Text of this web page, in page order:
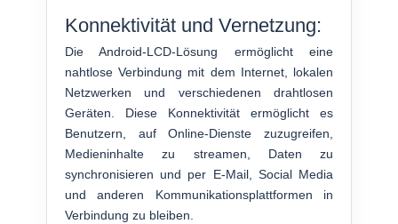
Konnektivität und Vernetzung:
Die Android-LCD-Lösung ermöglicht eine
nahtlose Verbindung mit dem Internet, lokalen
Netzwerken und verschiedenen drahtlosen
Geräten. Diese Konnektivität ermöglicht es
Benutzern, auf Online-Dienste zuzugreifen,
Medieninhalte zu streamen, Daten zu
synchronisieren und per E-Mail, Social Media
und anderen Kommunikationsplattformen in
Verbindung zu bleiben.